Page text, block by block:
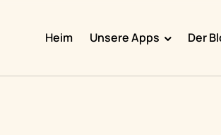
Heim Unsere Apps Der